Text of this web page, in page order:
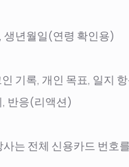
생년월일(연령 확인용)
기록, 개인 목표, 일지
, 반응(리액션)
는 전체 신용카드 번호